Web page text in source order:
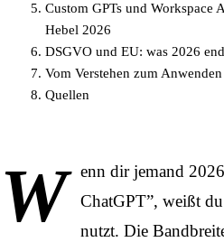
Custom GPTs und Workspace
Hebel 2026
DSGVO und EU: was 2026
Vom Verstehen zum Anwenden
Quellen
W
enn dir jemand
ChatGPT”, weißt
nutzt. Die